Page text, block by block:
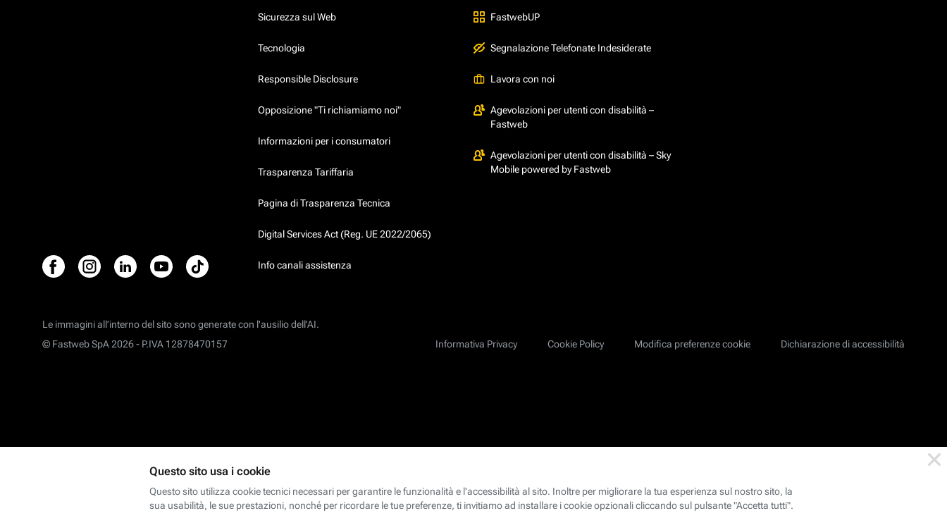
Sicurezza sul Web
Tecnologia
Responsible Disclosure
Opposizione "Ti richiamiamo noi"
Informazioni per i consumatori
Trasparenza Tariffaria
Pagina di Trasparenza Tecnica
Digital Services Act (Reg. UE 2022/2065)
Info canali assistenza
FastwebUP
Segnalazione Telefonate Indesiderate
Lavora con noi
Agevolazioni per utenti con disabilità –
Fastweb
Agevolazioni per utenti con disabilità – Sky
Mobile powered by Fastweb
Le immagini all’interno del sito sono generate con l'ausilio dell'AI.
Informativa Privacy
Cookie Policy Modifica preferenze cookie Dichiarazione di accessibilità
© Fastweb SpA 2026 - P.IVA 12878470157